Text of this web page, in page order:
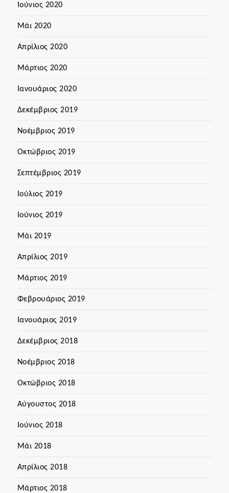
Ιούνιος 2020
Μάι 2020
Απρίλιος 2020
Μάρτιος 2020
Ιανουάριος 2020
Δεκέμβριος 2019
Νοέμβριος 2019
Οκτώβριος 2019
Σεπτέμβριος 2019
Ιούλιος 2019
Ιούνιος 2019
Μάι 2019
Απρίλιος 2019
Μάρτιος 2019
Φεβρουάριος 2019
Ιανουάριος 2019
Δεκέμβριος 2018
Νοέμβριος 2018
Οκτώβριος 2018
Αύγουστος 2018
Ιούνιος 2018
Μάι 2018
Απρίλιος 2018
Μάρτιος 2018